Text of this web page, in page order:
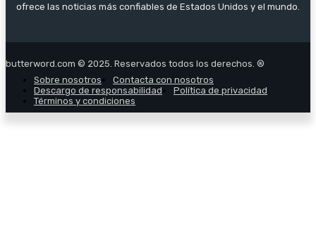
ofrece las noticias más confiables de Estados Unidos y el mundo.
butterword.com © 2025. Reservados todos los derechos. ®
Sobre nosotros
Contacta con nosotros
Descargo de responsabilidad
Política de privacidad
Términos y condiciones